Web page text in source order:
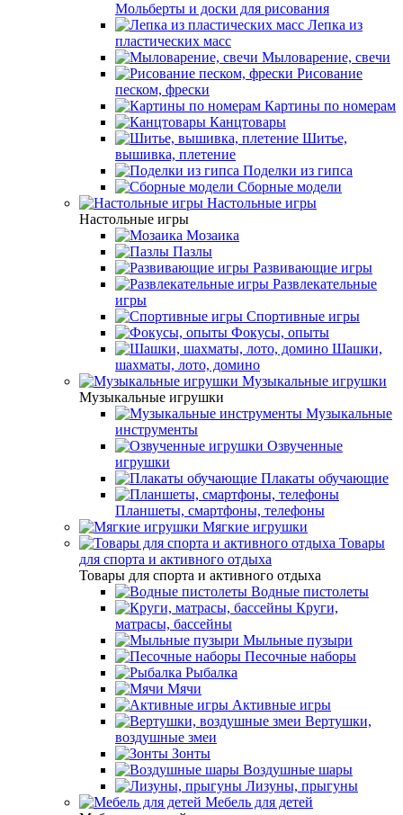
Мольберты и доски для рисования
Лепка из
пластических масс
Мыловарение, свечи
Рисование
песком, фрески
Картины по номерам
Канцтовары
Шитье,
вышивка, плетение
Поделки из гипса
Сборные модели
Настольные игры
Настольные игры
Мозаика
Пазлы
Развивающие игры
Развлекательные
игры
Спортивные игры
Фокусы, опыты
Шашки,
шахматы, лото, домино
Музыкальные игрушки
Музыкальные игрушки
Музыкальные
инструменты
Озвученные
игрушки
Плакаты обучающие
Планшеты, смартфоны, телефоны
Мягкие игрушки
Товары
для спорта и активного отдыха
Товары для спорта и активного отдыха
Водные пистолеты
Круги,
матрасы, бассейны
Мыльные пузыри
Песочные наборы
Рыбалка
Мячи
Активные игры
Вертушки,
воздушные змеи
Зонты
Воздушные шары
Лизуны, прыгуны
Мебель для детей